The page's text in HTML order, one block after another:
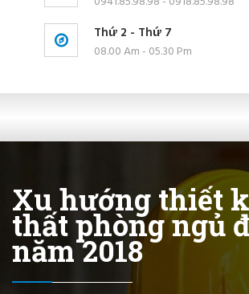
Thứ 2 - Thứ 7
08.00 Am - 05.30 Pm
Xu hướng thiết
thất phòng ngủ
năm 2018